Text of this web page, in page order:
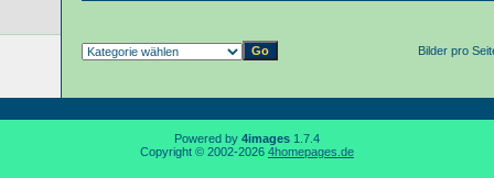
Bilder pro
Powered by 4images 1.7.4
Copyright © 2002-2026 4homepages.de